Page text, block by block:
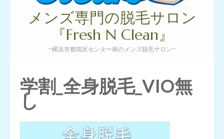
(Enterメンズ専門の脱毛サロン
『Fresh N Clean』
~横浜市都筑区センター南のメンズ脱毛サロン~
学割_全身脱毛_VIO無
し